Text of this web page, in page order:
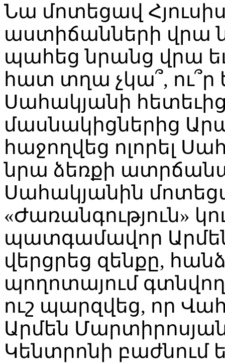
Նա մոտեցավ
աստիճանների վրա
պահեց նրանց վրա
հատ տղա չկա՞,
Սահակյանի
մասնակիցներից
հաջողվեց ոլորել
նրա ձեռքի
Սահակյանին
«Ժառանգություն»
պատգամավոր
վերցրեց զենքը,
պողոտայում
ուշ պարզվեց, որ
Արմեն
Կենտրոնի բաժնում